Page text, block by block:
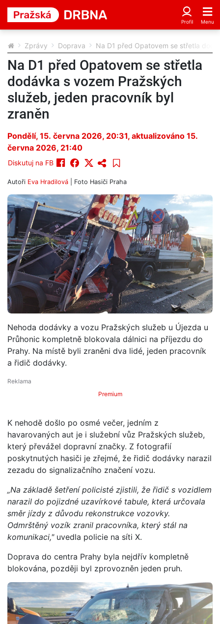
Zprávy Doprava Na D1 před Opatovem se střetla
Na D1 před Opatovem se střetla
dodávka s vozem Pražských
služeb, jeden pracovník byl
zraněn
Pondělí, 15. června 2026, 20:31, aktualizováno 15.
června 2026, 21:40
Diskutuj na FB
Autoři Eva Hradilová | Foto Hasiči Praha
Nehoda dodávky a vozu Pražských služeb u Újezda u
Průhonic kompletně blokovala dálnici na příjezdu do
Prahy. Na místě byli zraněni dva lidé, jeden pracovník
a řidič dodávky.
Premium
K nehodě došlo po osmé večer, jedním z
havarovaných aut je i služební vůz Pražských služeb,
který převážel dopravní značky. Z fotografií
poskytnutých hasiči je zřejmé, že řidič dodávky narazil
zezadu do signalizačního značení vozu.
„Na základě šetření policisté zjistili, že řidič s vozidlem
narazil do pojizdné uzavírkové tabule, která určovala
směr jízdy z důvodu rekonstrukce vozovky.
Odmrštěný vozík zranil pracovníka, který stál na
komunikaci,"uvedla policie na síti X.
Doprava do centra Prahy byla nejdřív kompletně
blokována, později byl zprovozněn jeden pruh.